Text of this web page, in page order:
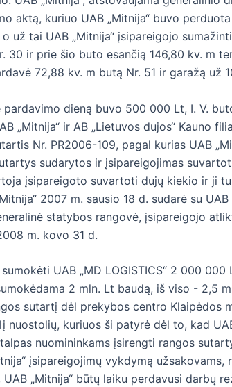
aktą, kuriuo UAB „Mitnija“ buvo
už tai UAB „Mitnija“ įsipareigojo
ir prie šio buto esančią 146,80 kv. m
72,88 kv. m butą Nr. 51 ir garažą už
dieną buvo 500 000 Lt, I. V.
„Mitnija“ ir AB „Lietuvos dujos“ Kauno
Nr. PR2006-109, pagal kurias UAB
sudarytos ir įsipareigojimas
įsipareigoto suvartoti dujų kiekio ir ji
2007 m. sausio 18 d. sudarė su
statybos rangovė, įsipareigojo
m. kovo 31 d.
UAB „MD LOGISTICS“ 2 000
2 mln. Lt baudą, iš viso - 2,5
sutartį dėl prekybos centro Klaipėdos
nuostolių, kuriuos ši patyrė dėl to, kad
nuomininkams įsirengti rangos
įsipareigojimų vykdymą
„Mitnija“ būtų laiku perdavusi darbų